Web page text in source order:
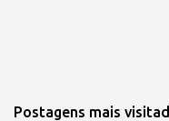
Postagens mais